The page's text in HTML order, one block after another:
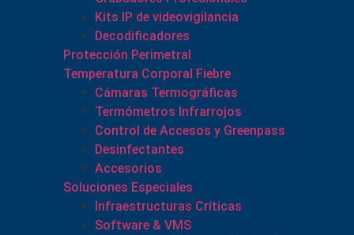
Kits IP de videovigilancia
Decodificadores
Protección Perimetral
Temperatura Corporal Fiebre
Cámaras Termográficas
Termómetros Infrarrojos
Control de Accesos y Greenpass
Desinfectantes
Accesorios
Soluciones Especiales
Infraestructuras Críticas
Software & VMS